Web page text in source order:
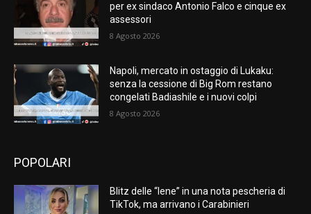
per ex sindaco Antonio Falco e cinque ex
assessori
8 Agosto 2026
Napoli, mercato in ostaggio di Lukaku:
senza la cessione di Big Rom restano
congelati Badiashile e i nuovi colpi
8 Agosto 2026
POPOLARI
Blitz delle “Iene” in una nota pescheria di
TikTok, ma arrivano i Carabinieri